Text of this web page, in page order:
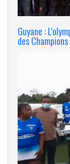
Guyane :
des Champions